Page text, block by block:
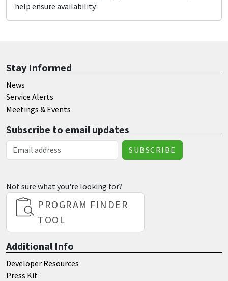
help ensure availability.
Stay Informed
News
Service Alerts
Meetings & Events
Subscribe to email updates
Email Address
Not sure what you're looking for?
PROGRAM FINDER
TOOL
Additional Info
Developer Resources
Press Kit